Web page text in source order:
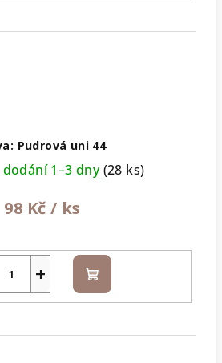
Pudrová uni 44
dodání 1–3 dny(28 ks)
98 Kč / ks
+ Do
košíku